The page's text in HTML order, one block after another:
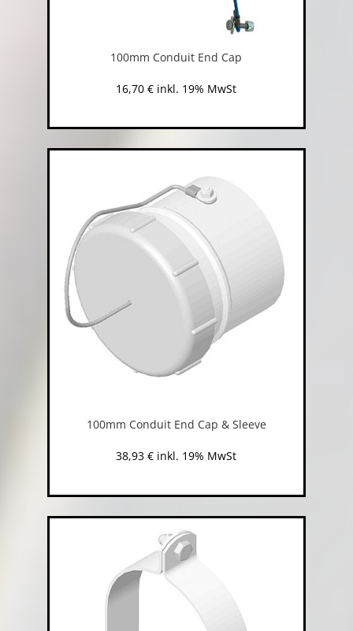
100mm Conduit End Cap
16,70€ inkl. 19% MwSt
100mm Conduit End Cap & Sleeve
38,93€ inkl. 19% MwSt